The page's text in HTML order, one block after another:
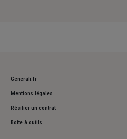
Generali.fr
Mentions légales
Résilier un contrat
Boite à outils